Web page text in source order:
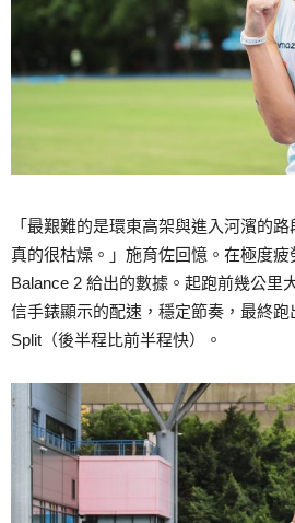
「最艱難的是環東高架與進入河濱的
真的很枯燥。」施育佐回憶。在極度
Balance 2 給出的數據。起跑前幾公里
信手錶顯示的配速，穩定節奏，最終
Split（後半程比前半程快）。